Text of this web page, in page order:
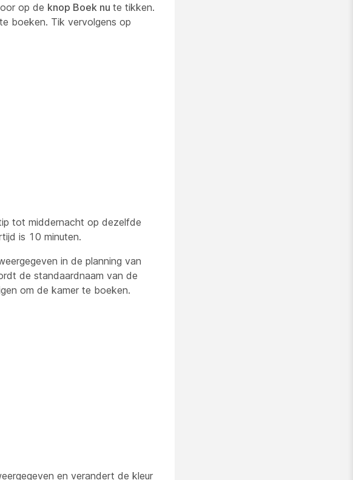
op de knop Boek nu te tikken.
boeken. Tik vervolgens op
tot middernacht op dezelfde
is 10 minuten.
in de planning van
de standaardnaam van de
om de kamer te boeken.
en verandert de kleur